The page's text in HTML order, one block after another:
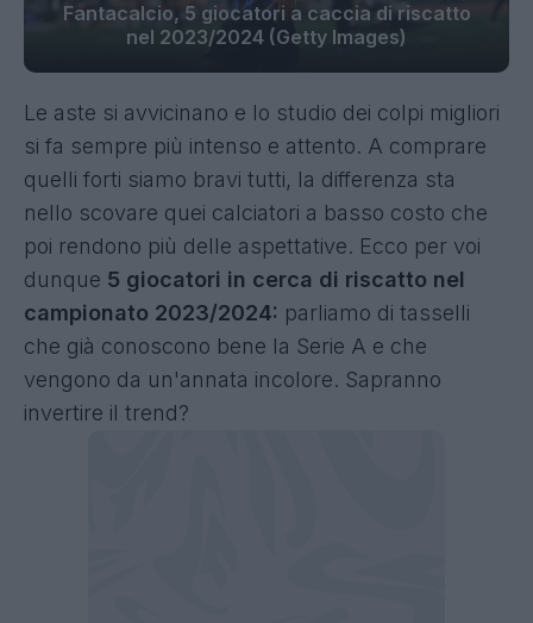
Fantacalcio, 5 giocatori a caccia di riscatto
nel 2023/2024 (Getty Images)
Le aste si avvicinano e lo studio dei colpi migliori
si fa sempre più intenso e attento. A comprare
quelli forti siamo bravi tutti, la differenza sta
nello scovare quei calciatori a basso costo che
poi rendono più delle aspettative. Ecco per voi
dunque 5 giocatori in cerca di riscatto nel
campionato 2023/2024: parliamo di tasselli
che già conoscono bene la Serie A e che
vengono da un'annata incolore. Sapranno
invertire il trend?